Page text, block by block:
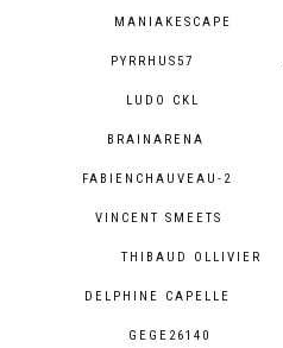
MANIAKESCAPE
PYRRHUS57
LUDO CKL
BRAINARENA
FABIENCHAUVEAU-2
VINCENT SMEETS
THIBAUD OLLIVIER
DELPHINE CAPELLE
GEGE26140